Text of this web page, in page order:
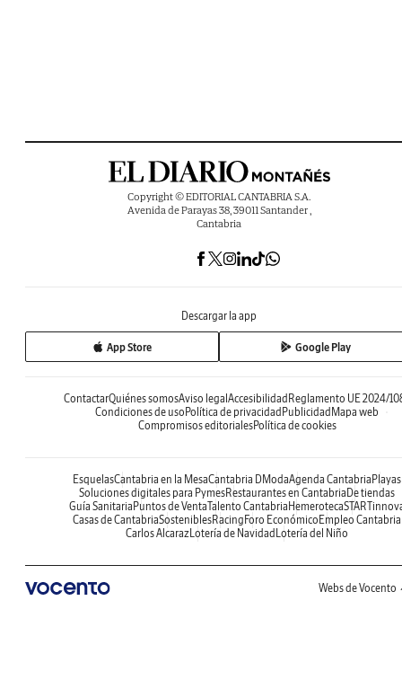
Copyright © EDITORIAL CANTABRIA S.A.
Avenida de Parayas 38, 39011 Santander ,
Cantabria
Descargar la app
App Store Google Play
ContactarQuiénes somosAviso legal Accesibilidad Reglamento UE 2024/
Condiciones de uso Política de privacidad Publicidad Mapa web
Compromisos editorialesPolítica de cookies
EsquelasCantabria en la MesaCantabria DModaAgenda Cantabria Playas
Soluciones digitales para PymesRestaurantes en Cantabria De tiendas
Guía Sanitaria Puntos de VentaTalento Cantabria Hemeroteca
Casas de CantabriaSosteniblesRacing Foro Económico Empleo Cantabria
Carlos AlcarazLotería de Navidad Lotería del Niño
Webs de Vocento